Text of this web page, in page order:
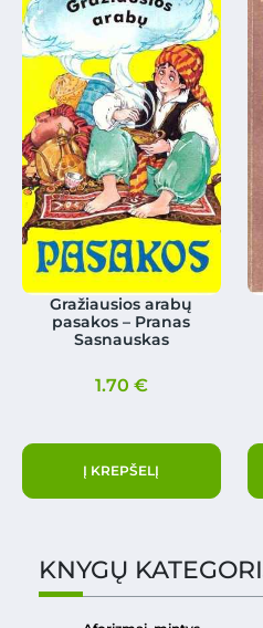
Gražiausios arabų
pasakos – Pranas
Sasnauskas
1.70 €
Į KREPŠELĮ
KNYGŲ